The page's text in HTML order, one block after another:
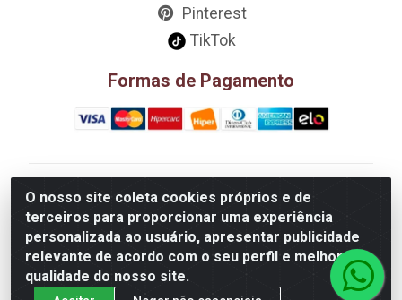
O nosso site coleta cookies próprios e de
terceiros para proporcionar uma experiência
personalizada ao usuário, apresentar publicidade
relevante de acordo com o seu perfil e melhorar a
qualidade do nosso site.
Pinterest
TikTok
Formas de Pagamento
D&A Decoração e Ambientação LTDA - Rua Riachão,
807 – 3A, 4A, 5A, 12A, 14A - Muribeca, Jaboatão dos
Guararapes/PE - CEP 54.355-057 - CNPJ
08.749.430/0002-01